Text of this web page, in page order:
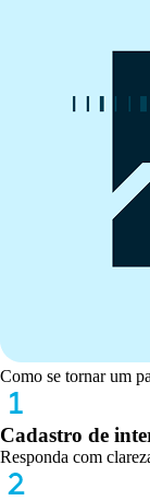
Como se tornar um
Cadastro de
Responda com